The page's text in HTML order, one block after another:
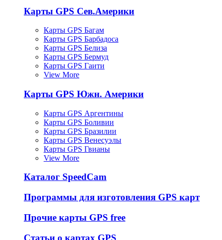
Карты GPS Сев.Америки
Карты GPS Багам
Карты GPS Барбадоса
Карты GPS Белиза
Карты GPS Бермуд
Карты GPS Гаити
View More
Карты GPS Южн. Америки
Карты GPS Аргентины
Карты GPS Боливии
Карты GPS Бразилии
Карты GPS Венесуэлы
Карты GPS Гвианы
View More
Каталог SpeedCam
Программы для изготовления GPS карт
Прочие карты GPS free
Статьи о картах GPS